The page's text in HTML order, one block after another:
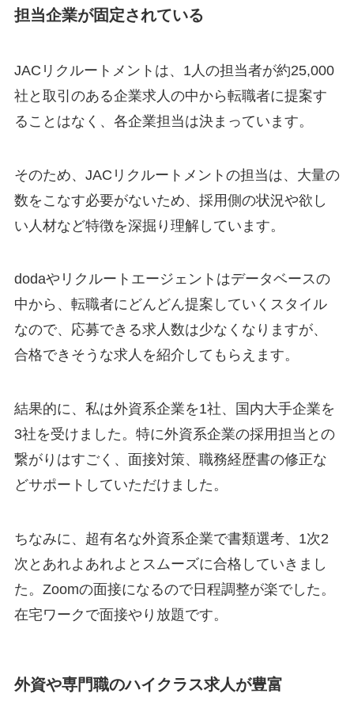
担当企業が固定されている
JACリクルートメントは、1人の担当者が約25,000
社と取引のある企業求人の中から転職者に提案す
ることはなく、各企業担当は決まっています。
そのため、JACリクルートメントの担当は、大量の
数をこなす必要がないため、採用側の状況や欲し
い人材など特徴を深掘り理解しています。
dodaやリクルートエージェントはデータベースの
中から、転職者にどんどん提案していくスタイル
なので、応募できる求人数は少なくなりますが、
合格できそうな求人を紹介してもらえます。
結果的に、私は外資系企業を1社、国内大手企業を
3社を受けました。特に外資系企業の採用担当との
繋がりはすごく、面接対策、職務経歴書の修正な
どサポートしていただけました。
ちなみに、超有名な外資系企業で書類選考、1次2
次とあれよあれよとスムーズに合格していきまし
た。Zoomの面接になるので日程調整が楽でした。
在宅ワークで面接やり放題です。
外資や専門職のハイクラス求人が豊富